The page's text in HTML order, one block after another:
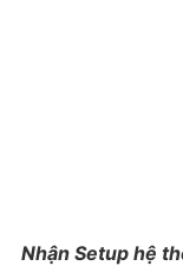
Nhận Setup hệ